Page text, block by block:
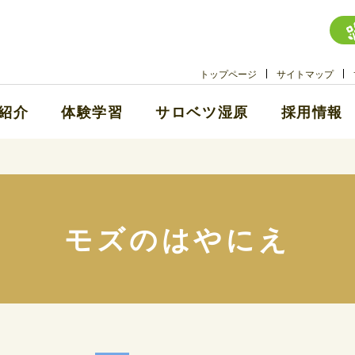
トップページ サイトマップ
介 体験学習 サロベツ湿原 採用情報
モズのはやにえ